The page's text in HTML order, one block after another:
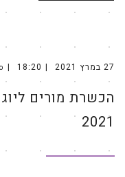
27 במרץ 2021 18:20
הכשרת מורים
2021